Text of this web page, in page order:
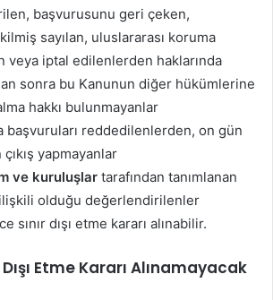
başvurusunu geri çeken,
sayılan, uluslararası koruma
veya iptal edilenlerden haklarında
sonra bu Kanunun diğer hükümlerine
hakkı bulunmayanlar
başvuruları reddedilenlerden, on gün
yapmayanlar
ve kuruluşlar tarafından tanımlanan
olduğu değerlendirilenler
sınır dışı etme kararı alınabilir.
Dışı Etme Kararı Alınamayacak